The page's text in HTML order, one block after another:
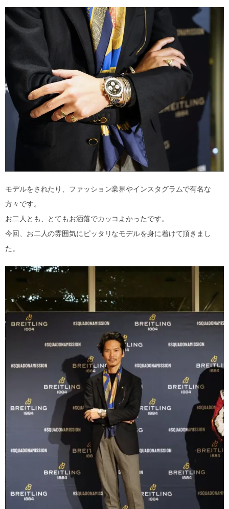
モデルをされたり、ファッション業界やインスタグラムで有名な
方々です。
お二人とも、とてもお洒落でカッコよかったです。
今回、お二人の雰囲気にピッタリなモデルを身に着けて頂きまし
た。